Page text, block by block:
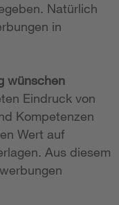
Natürlich
in
wünschen
Eindruck von
Kompetenzen
Wert auf
Aus diesem